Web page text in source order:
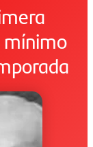
mínimo